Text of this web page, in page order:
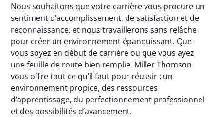
Nous souhaitons que votre carrière vous procure un
sentiment d’accomplissement, de satisfaction et de
reconnaissance, et nous travaillerons sans relâche
pour créer un environnement épanouissant. Que
vous soyez en début de carrière ou que vous ayez
une feuille de route bien remplie, Miller Thomson
vous offre tout ce qu’il faut pour réussir : un
environnement propice, des ressources
d’apprentissage, du perfectionnement professionnel
et des possibilités d’avancement.